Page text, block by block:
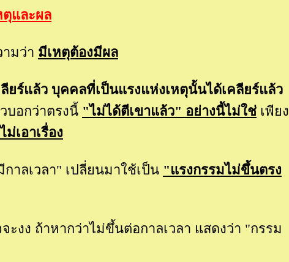
และผล
มว่า มีเหตุต้องมีผล
ยร์แล้ว บุคคลที่เป็นแรงแห่งเหตุนั้นได้เคลียร์แล้ว
อกว่าตรงนี้ "ไม่ได้ตีเขาแล้ว" อย่างนี้ไม่ใช่ เพียง
เอาเรื่อง
าลเวลา" เปลี่ยนมาใช้เป็น "แรงกรรมไม่ขึ้นตรง
งง ถ้าหากว่าไม่ขึ้นต่อกาลเวลา แสดงว่า "กรรม